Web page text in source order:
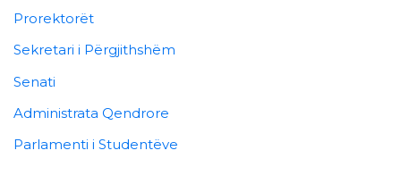
Prorektorët
Sekretari i Përgjithshëm
Senati
Administrata Qendrore
Parlamenti i Studentëve